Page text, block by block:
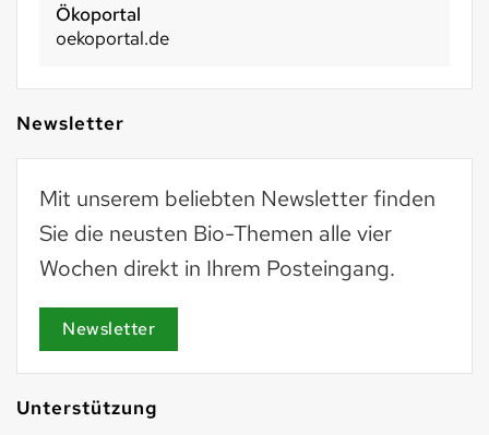
Ökoportal
oekoportal.de
Newsletter
Mit unserem beliebten Newsletter finden
Sie die neusten Bio-Themen alle vier
Wochen direkt in Ihrem Posteingang.
Newsletter
Unterstützung